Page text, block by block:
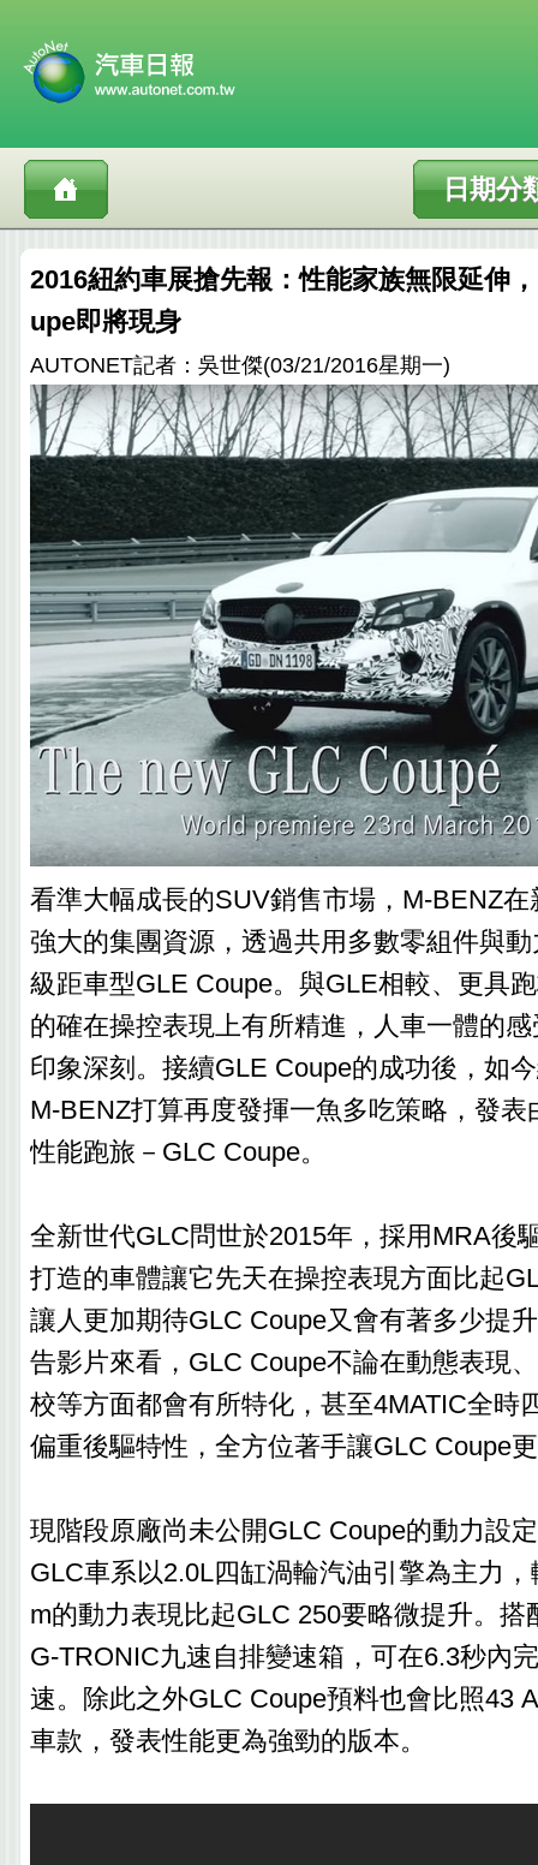
日期分
2016紐約車展搶先報：性能家族無限延伸
upe即將現身
AUTONET記者：吳世傑(03/21/2016星期一)
看準大幅成長的SUV銷售市場，M-BENZ
強大的集團資源，透過共用多數零組件與
級距車型GLE Coupe。與GLE相較、更具
的確在操控表現上有所精進，人車一體的
印象深刻。接續GLE Coupe的成功後，如
M-BENZ打算再度發揮一魚多吃策略，發表
性能跑旅－GLC Coupe。
全新世代GLC問世於2015年，採用MRA後
打造的車體讓它先天在操控表現方面比起
讓人更加期待GLC Coupe又會有著多少提
告影片來看，GLC Coupe不論在動態表現
校等方面都會有所特化，甚至4MATIC全時
偏重後驅特性，全方位著手讓GLC Coupe
現階段原廠尚未公開GLC Coupe的動力設
GLC車系以2.0L四缸渦輪汽油引擎為主力
m的動力表現比起GLC 250要略微提升。搭
G-TRONIC九速自排變速箱，可在6.3秒內
速。除此之外GLC Coupe預料也會比照43
車款，發表性能更為強勁的版本。